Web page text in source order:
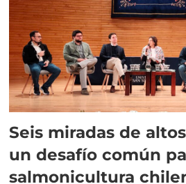
Seis miradas de
un desafío común
salmonicultura